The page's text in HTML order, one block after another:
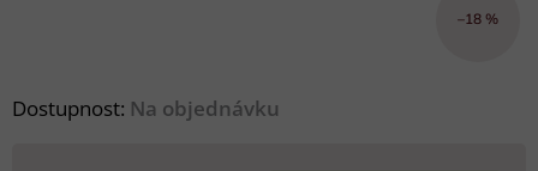
Dostupnost: Na objednávku
–18 %